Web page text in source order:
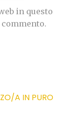
in questo